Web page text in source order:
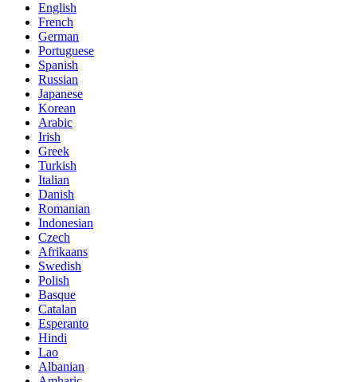
English
French
German
Portuguese
Spanish
Russian
Japanese
Korean
Arabic
Irish
Greek
Turkish
Italian
Danish
Romanian
Indonesian
Czech
Afrikaans
Swedish
Polish
Basque
Catalan
Esperanto
Hindi
Lao
Albanian